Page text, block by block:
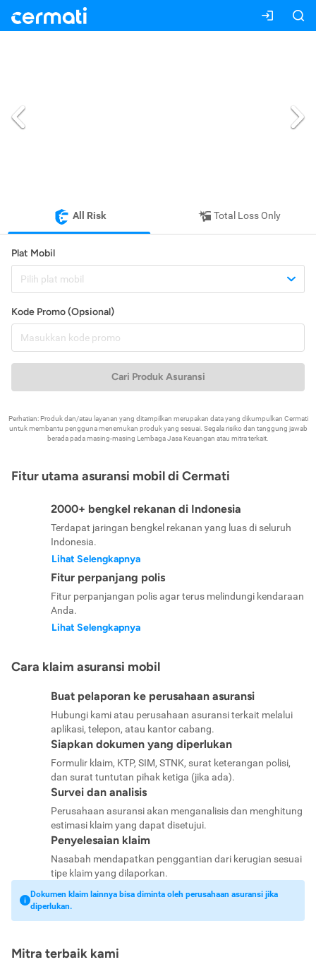
All Risk Total Loss Only
Plat Mobil
Pilih plat mobil
Kode Promo (Opsional)
Cari Produk Asuransi
Perhatian: Produk dan/atau layanan yang ditampilkan merupakan data yang dikumpulkan Cermati
untuk membantu pengguna menemukan produk yang sesuai. Segala risiko dan tanggung jawab
berada pada masing-masing Lembaga Jasa Keuangan atau mitra terkait.
Fitur utama asuransi mobil di Cermati
2000+ bengkel rekanan di Indonesia
Terdapat jaringan bengkel rekanan yang luas di seluruh
Indonesia.
Lihat Selengkapnya
Fitur perpanjang polis
Fitur perpanjangan polis agar terus melindungi kendaraan
Anda.
Lihat Selengkapnya
Cara klaim asuransi mobil
Buat pelaporan ke perusahaan asuransi
Hubungi kami atau perusahaan asuransi terkait melalui
aplikasi, telepon, atau kantor cabang.
Siapkan dokumen yang diperlukan
Formulir klaim, KTP, SIM, STNK, surat keterangan polisi,
dan surat tuntutan pihak ketiga (jika ada).
Survei dan analisis
Perusahaan asuransi akan menganalisis dan menghitung
estimasi klaim yang dapat disetujui.
Penyelesaian klaim
Nasabah mendapatkan penggantian dari kerugian sesuai
tipe klaim yang dilaporkan.
Dokumen klaim lainnya bisa diminta oleh perusahaan asuransi jika
diperlukan.
Mitra terbaik kami